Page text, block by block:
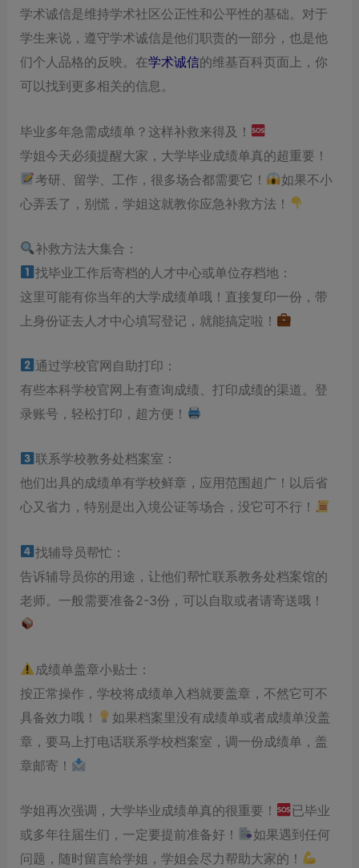
学术诚信是维持学术社区公正性和公平性的基础。对于
学生来说，遵守学术诚信是他们职责的一部分，也是他
们个人品格的反映。在学术诚信的维基百科页面上，你
可以找到更多相关的信息。
毕业多年急需成绩单？这样补救来得及！
学姐今天必须提醒大家，大学毕业成绩单真的超重要！
考研、留学、工作，很多场合都需要它！
如果不小
心弄丢了，别慌，学姐这就教你应急补救方法！
补救方法大集合：
找毕业工作后寄档的人才中心或单位存档地：
这里可能有你当年的大学成绩单哦！直接复印一份，带
上身份证去人才中心填写登记，就能搞定啦！
通过学校官网自助打印：
有些本科学校官网上有查询成绩、打印成绩的渠道。登
录账号，轻松打印，超方便！
联系学校教务处档案室：
他们出具的成绩单有学校鲜章，应用范围超广！以后省
心又省力，特别是出入境公证等场合，没它可不行！
找辅导员帮忙：
告诉辅导员你的用途，让他们帮忙联系教务处档案馆的
老师。一般需要准备2-3份，可以自取或者请寄送哦！
成绩单盖章小贴士：
按正常操作，学校将成绩单入档就要盖章，不然它可不
具备效力哦！
如果档案里没有成绩单或者成绩单没盖
章，要马上打电话联系学校档案室，调一份成绩单，盖
章邮寄！
学姐再次强调，大学毕业成绩单真的很重要！
已毕业
或多年往届生们，一定要提前准备好！
如果遇到任何
问题，随时留言给学姐，学姐会尽力帮助大家的！